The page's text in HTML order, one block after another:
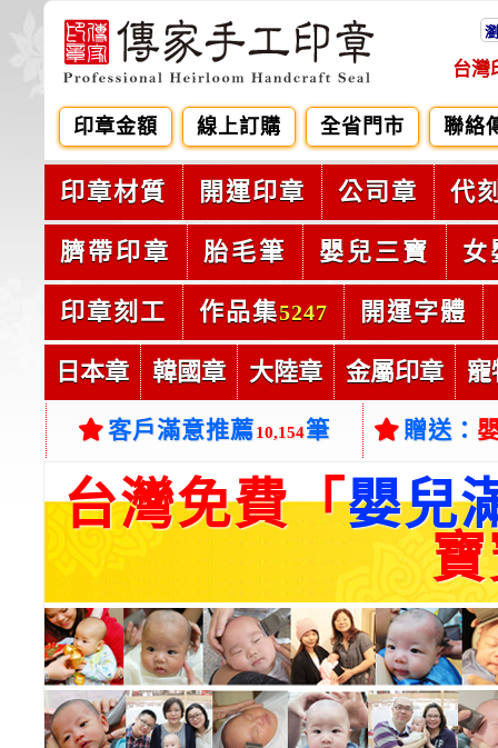
台灣
印章金額 線上訂購 全省門市 聯絡
印章材質 開運印章 公司章 代
臍帶印章 胎毛筆 嬰兒三寶 女
印章刻工 作品集5247 開運字體
日本章 韓國章 大陸章 金屬印章 寵
客戶滿意推薦10,154筆 贈送：
台灣免費「嬰兒